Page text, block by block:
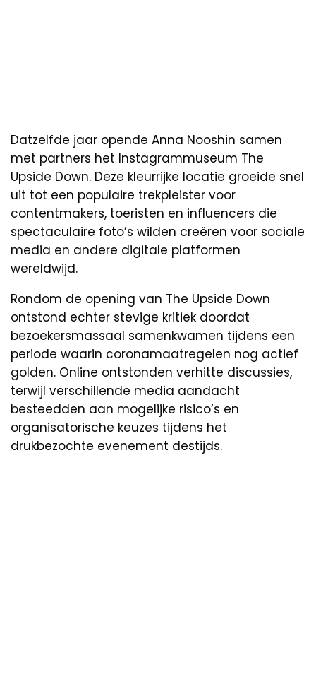
Datzelfde jaar opende Anna Nooshin samen
met partners het Instagrammuseum The
Upside Down. Deze kleurrijke locatie groeide snel
uit tot een populaire trekpleister voor
contentmakers, toeristen en influencers die
spectaculaire foto’s wilden creëren voor sociale
media en andere digitale platformen
wereldwijd.
Rondom de opening van The Upside Down
ontstond echter stevige kritiek doordat
bezoekersmassaal samenkwamen tijdens een
periode waarin coronamaatregelen nog actief
golden. Online ontstonden verhitte discussies,
terwijl verschillende media aandacht
besteedden aan mogelijke risico’s en
organisatorische keuzes tijdens het
drukbezochte evenement destijds.